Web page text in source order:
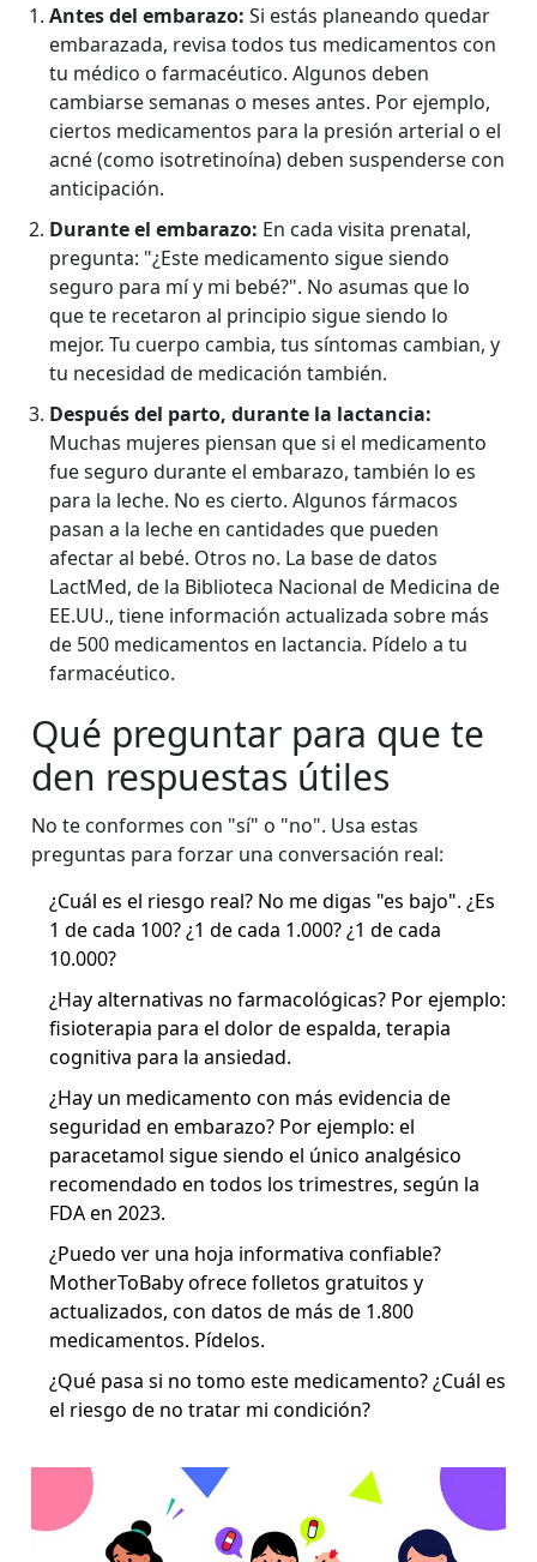
Antes del embarazo: Si estás planeando quedar
embarazada, revisa todos tus medicamentos con
tu médico o farmacéutico. Algunos deben
cambiarse semanas o meses antes. Por ejemplo,
ciertos medicamentos para la presión arterial o el
acné (como isotretinoína) deben suspenderse con
anticipación.
Durante el embarazo: En cada visita prenatal,
pregunta: "¿Este medicamento sigue siendo
seguro para mí y mi bebé?". No asumas que lo
que te recetaron al principio sigue siendo lo
mejor. Tu cuerpo cambia, tus síntomas cambian, y
tu necesidad de medicación también.
Después del parto, durante la lactancia:
Muchas mujeres piensan que si el medicamento
fue seguro durante el embarazo, también lo es
para la leche. No es cierto. Algunos fármacos
pasan a la leche en cantidades que pueden
afectar al bebé. Otros no. La base de datos
LactMed, de la Biblioteca Nacional de Medicina de
EE.UU., tiene información actualizada sobre más
de 500 medicamentos en lactancia. Pídelo a tu
farmacéutico.
Qué preguntar para que te
den respuestas útiles
No te conformes con "sí" o "no". Usa estas
preguntas para forzar una conversación real:
¿Cuál es el riesgo real? No me digas "es bajo". ¿Es
1 de cada 100? ¿1 de cada 1.000? ¿1 de cada
10.000?
¿Hay alternativas no farmacológicas? Por ejemplo:
fisioterapia para el dolor de espalda, terapia
cognitiva para la ansiedad.
¿Hay un medicamento con más evidencia de
seguridad en embarazo? Por ejemplo: el
paracetamol sigue siendo el único analgésico
recomendado en todos los trimestres, según la
FDA en 2023.
¿Puedo ver una hoja informativa confiable?
MotherToBaby ofrece folletos gratuitos y
actualizados, con datos de más de 1.800
medicamentos. Pídelos.
¿Qué pasa si no tomo este medicamento? ¿Cuál es
el riesgo de no tratar mi condición?